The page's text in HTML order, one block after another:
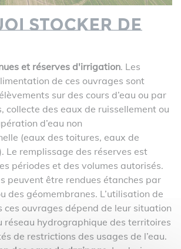
stocker de
et réserves d'irrigation. Les
de ces ouvrages sont
sur des cours d’eau ou par
collecte des eaux de ruissellement ou
d’eau non
(eaux des toitures, eaux de
Le remplissage des réserves est
périodes et des volumes autorisés.
peuvent être rendues étanches par
des géomembranes. L’utilisation de
ces ouvrages dépend de leur situation
réseau hydrographique des territoires
de restrictions des usages de l’eau.